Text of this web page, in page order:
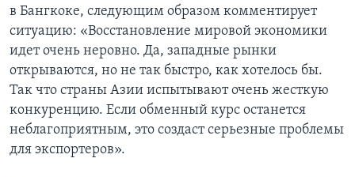
в Бангкоке, следующим образом комментирует
ситуацию: «Восстановление мировой экономики
идет очень неровно. Да, западные рынки
открываются, но не так быстро, как хотелось бы.
Так что страны Азии испытывают очень жесткую
конкуренцию. Если обменный курс останется
неблагоприятным, это создаст серьезные проблемы
для экспортеров».